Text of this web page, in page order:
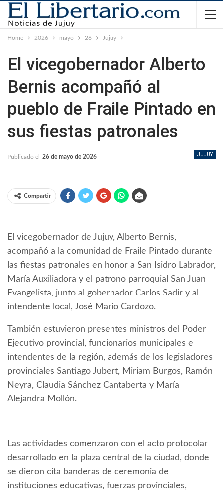
Home 2026 mayo 26 Jujuy
El vicegobernador Alberto
Bernis acompañó al
pueblo de Fraile Pintado en
sus fiestas patronales
JUJUY
Publicado el 26 de mayo de 2026
Compartir
El vicegobernador de Jujuy, Alberto Bernis,
acompañó a la comunidad de Fraile Pintado durante
las fiestas patronales en honor a San Isidro Labrador,
María Auxiliadora y el patrono parroquial San Juan
Evangelista, junto al gobernador Carlos Sadir y al
intendente local, José Mario Cardozo.
También estuvieron presentes ministros del Poder
Ejecutivo provincial, funcionarios municipales e
intendentes de la región, además de los legisladores
provinciales Santiago Jubert, Miriam Burgos, Ramón
Neyra, Claudia Sánchez Cantaberta y María
Alejandra Mollón.
Las actividades comenzaron con el acto protocolar
desarrollado en la plaza central de la ciudad, donde
se dieron cita banderas de ceremonia de
instituciones educativas, fuerzas provinciales,